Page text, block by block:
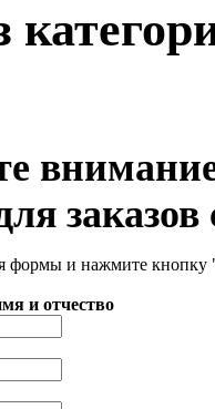
формы и нажмите кнопку
и отчество